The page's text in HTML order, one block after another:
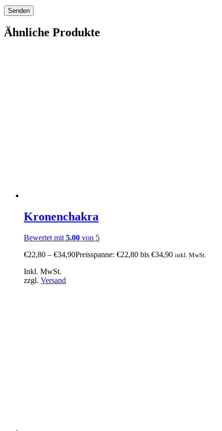
Ähnliche Produkte
Kronenchakra
Bewertet mit 5.00 von 5
€22,80 – €34,90Preisspanne: €22,80 bis €34,90 inkl. MwSt.
Inkl. MwSt.
zzgl. Versand